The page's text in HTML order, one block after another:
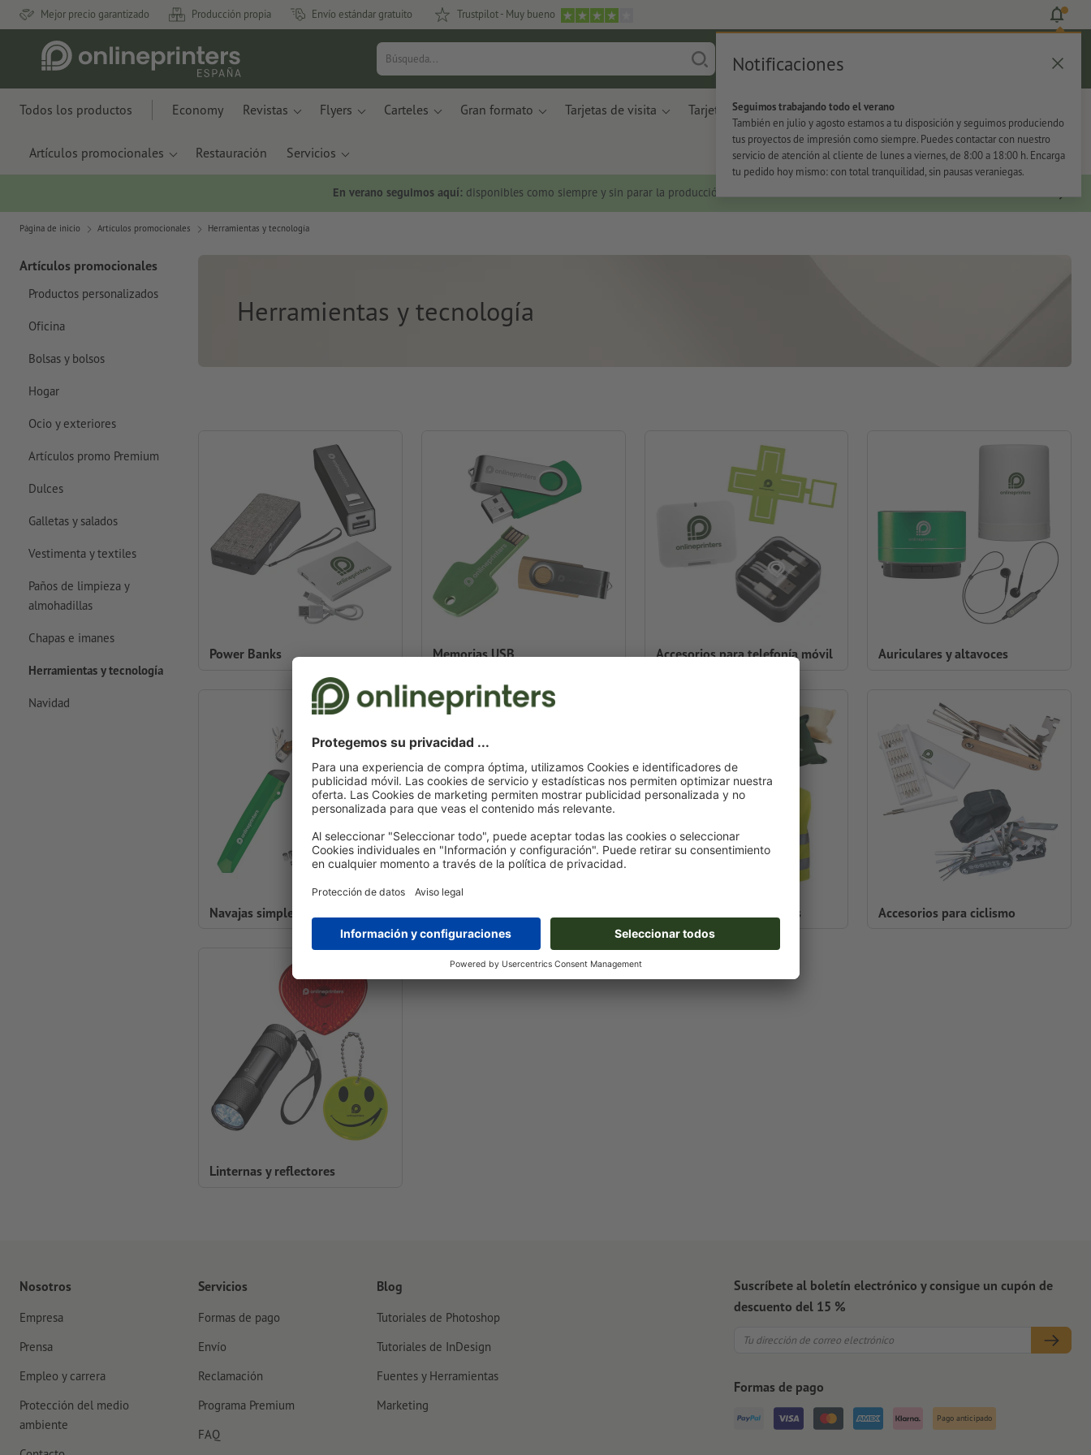
Mejor precio garantizado Producción propia Envío estándar gratuito Trustpilot - Muy bueno
Notificaciones
Seguimos trabajando todo el verano
También en julio y agosto estamos a tu disposición y seguimos produciendo
tus proyectos de impresión como siempre. Puedes contactar con nuestro
servicio de atención al cliente de lunes a viernes, de 8:00 a 18:00 h. Encarga
tu pedido hoy mismo: con total tranquilidad, sin pausas veraniegas.
Cesta
Todos los productos Economy Revistas Flyers Carteles Gran formato Tarjetas de visita Tarjetas Oficina Adhesivos
Artículos promocionales Restauración Servicios
En verano seguimos aquí: disponibles como siempre y sin parar la producción.
Página de inicio Artículos promocionales Herramientas y tecnología
Artículos promocionales
Productos personalizados
Oficina
Bolsas y bolsos
Hogar
Ocio y exteriores
Artículos promo Premium
Dulces
Galletas y salados
Vestimenta y textiles
Paños de limpieza y
almohadillas
Chapas e imanes
Herramientas y tecnología
Navidad
Herramientas y tecnología
Power Banks Memorias USB Accesorios para telefonía móvil Auriculares y altavoces
Navajas simples y multifunción Accesorios para vehículos Accesorios para ciclismo
Linternas y reflectores
Nosotros
Empresa
Prensa
Empleo y carrera
Protección del medio
ambiente
Servicios
Formas de pago
Envío
Reclamación
Programa Premium
FAQ
Blog
Tutoriales de Photoshop
Tutoriales de InDesign
Fuentes y Herramientas
Marketing
Suscríbete al boletín electrónico y consigue un cupón de
descuento del 15 %
Formas de pago
Pago anticipado